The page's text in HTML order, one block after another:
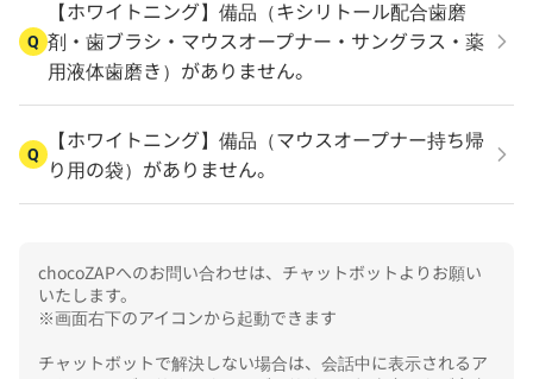
Q
【ホワイトニング】備品（キシリトール配合歯磨
剤・歯ブラシ・マウスオープナー・サングラス・薬
用液体歯磨き）がありません。
Q
【ホワイトニング】備品（マウスオープナー持ち帰
り用の袋）がありません。
chocoZAPへのお問い合わせは、チャットボットよりお願い
いたします。
※画面右下のアイコンから起動できます
チャットボットで解決しない場合は、会話中に表示されるア